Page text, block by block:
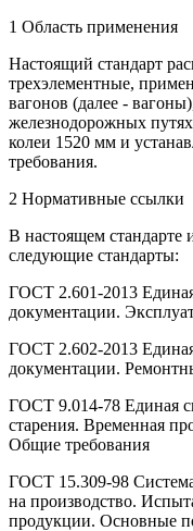
1 Область применения
Настоящий стандарт
трехэлементные,
вагонов (далее -
железнодорожных
колеи 1520 мм и
требования.
2 Нормативные ссылки
В настоящем стандарте
следующие стандарты:
ГОСТ 2.601-2013 Единая
документации.
ГОСТ 2.602-2013 Единая
документации.
ГОСТ 9.014-78 Единая
старения. Временная
Общие требования
ГОСТ 15.309-98
на производство.
продукции. Основные